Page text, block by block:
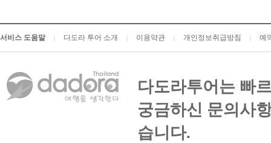
서비스 도움말 다도라 투어 소개 이용약관 개인정보취급방침 예
다도라투어는 빠
궁금하신 문의사
습니다.